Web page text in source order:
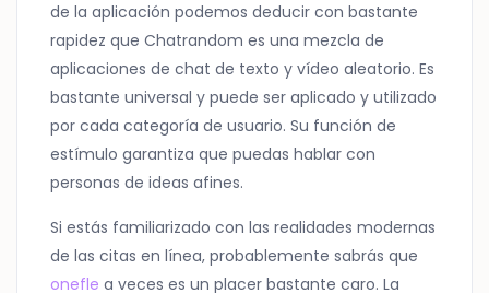
de la aplicación podemos deducir con bastante
rapidez que Chatrandom es una mezcla de
aplicaciones de chat de texto y vídeo aleatorio. Es
bastante universal y puede ser aplicado y utilizado
por cada categoría de usuario. Su función de
estímulo garantiza que puedas hablar con
personas de ideas afines.
Si estás familiarizado con las realidades modernas
de las citas en línea, probablemente sabrás que
onefle a veces es un placer bastante caro. La